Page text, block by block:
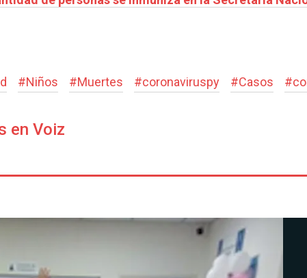
#Niños #Muertes #coronaviruspy #Casos #
en Voiz